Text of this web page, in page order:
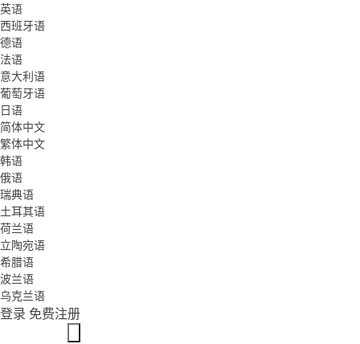
英语
西班牙语
德语
法语
意大利语
葡萄牙语
日语
简体中文
繁体中文
韩语
俄语
瑞典语
土耳其语
荷兰语
立陶宛语
希腊语
波兰语
乌克兰语
登录 免费注册